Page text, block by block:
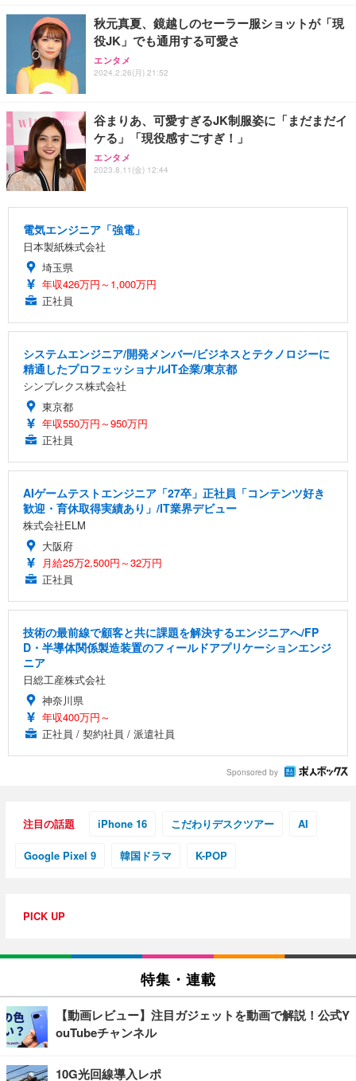
秋元真夏、鏡越しのセーラー服ショットが「現
役JK」でも通用する可愛さ
エンタメ
2024.2.26(月) 21:52
谷まりあ、可愛すぎるJK制服姿に「まだまだイ
ケる」「現役感すごすぎ！」
エンタメ
2023.8.11(金) 12:44
電気エンジニア「強電」
日本製紙株式会社
埼玉県
年収426万円～1,000万円
正社員
システムエンジニア/開発メンバー/ビジネスとテクノロジーに
精通したプロフェッショナルIT企業/東京都
シンプレクス株式会社
東京都
年収550万円～950万円
正社員
AIゲームテストエンジニア「27卒」正社員「コンテンツ好き
歓迎・育休取得実績あり」/IT業界デビュー
株式会社ELM
大阪府
月給25万2,500円～32万円
正社員
技術の最前線で顧客と共に課題を解決するエンジニアへ/FP
D・半導体関係製造装置のフィールドアプリケーションエンジ
ニア
日総工産株式会社
神奈川県
年収400万円～
正社員 / 契約社員 / 派遣社員
Sponsored by
注目の話題 iPhone 16 こだわりデスクツアー AI
Google Pixel 9 韓国ドラマ K-POP
PICK UP
特集・連載
【動画レビュー】注目ガジェットを動画で解説！公式Y
ouTubeチャンネル
10G光回線導入レポ